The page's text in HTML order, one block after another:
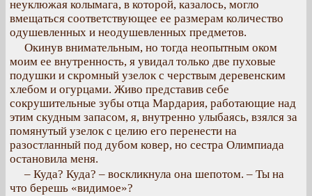
неуклюжая колымага, в которой, казалось, могло
вмещаться соответствующее ее размерам количество
одушевленных и неодушевленных предметов.
Окинув внимательным, но тогда неопытным оком
моим ее внутренность, я увидал только две пуховые
подушки и скромный узелок с черствым деревенским
хлебом и огурцами. Живо представив себе
сокрушительные зубы отца Мардария, работающие над
этим скудным запасом, я, внутренно улыбаясь, взялся за
помянутый узелок с целию его перенести на
разостланный под дубом ковер, но сестра Олимпиада
остановила меня.
– Куда? Куда? – воскликнула она шепотом. – Ты на
что берешь «видимое»?